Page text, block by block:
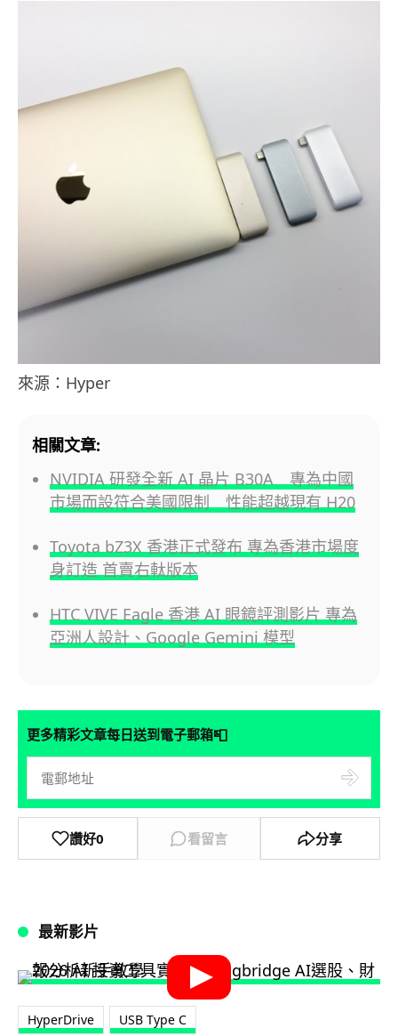
來源：Hyper
相關文章:
NVIDIA 研發全新 AI 晶片 B30A 專為中國
市場而設符合美國限制 性能超越現有 H20
Toyota bZ3X 香港正式發布 專為香港市場度
身訂造 首賣右軚版本
HTC VIVE Eagle 香港 AI 眼鏡評測影片 專為
亞洲人設計、Google Gemini 模型
更多精彩文章每日送到電子郵箱📮
讚好0 看留言 分享
最新影片
HyperDrive USB Type C